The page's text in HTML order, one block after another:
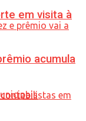
em visita à
acumula